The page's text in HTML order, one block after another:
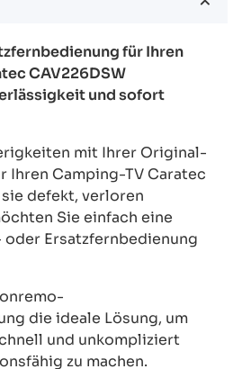
für Ihren
CAV226DSW
und sofort
mit Ihrer Original-
Ihren Camping-TV Caratec
defekt, verloren
Sie einfach eine
Ersatzfernbedienung
die ideale Lösung, um
und unkompliziert
zu machen.